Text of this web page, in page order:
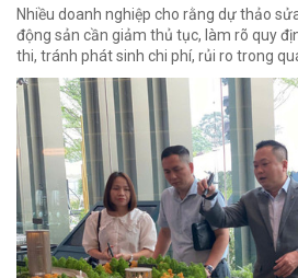
Nhiều doanh nghiệp cho rằng dự thảo
động sản cần giảm thủ tục, làm rõ quy
thi, tránh phát sinh chi phí, rủi ro trong